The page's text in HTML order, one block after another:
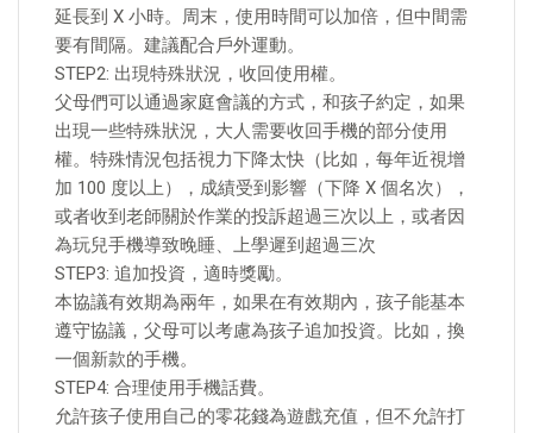
延長到 X 小時。周末，使用時間可以加倍，但中間需
要有間隔。建議配合戶外運動。
STEP2: 出現特殊狀況，收回使用權。
父母們可以通過家庭會議的方式，和孩子約定，如果
出現一些特殊狀況，大人需要收回手機的部分使用
權。特殊情況包括視力下降太快（比如，每年近視增
加 100 度以上），成績受到影響（下降 X 個名次），
或者收到老師關於作業的投訴超過三次以上，或者因
為玩兒手機導致晚睡、上學遲到超過三次
STEP3: 追加投資，適時獎勵。
本協議有效期為兩年，如果在有效期內，孩子能基本
遵守協議，父母可以考慮為孩子追加投資。比如，換
一個新款的手機。
STEP4: 合理使用手機話費。
允許孩子使用自己的零花錢為遊戲充值，但不允許打